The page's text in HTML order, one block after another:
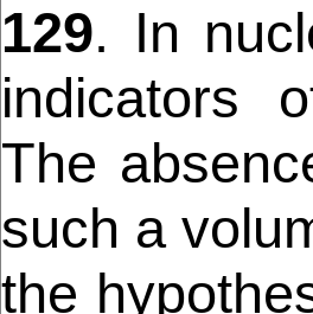
129. In
indicators
The
such a
the